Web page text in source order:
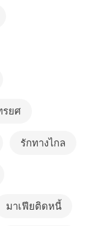
รยศ
รักทางไกล
มาเฟียติดหนี้